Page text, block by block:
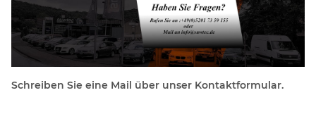
Schreiben Sie eine Mail über unser Kontaktformular.